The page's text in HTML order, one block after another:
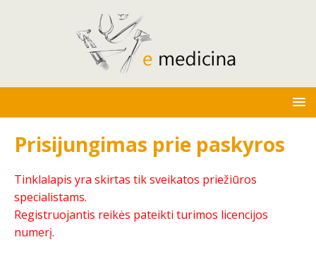
Prisijungimas prie paskyros
Tinklalapis yra skirtas tik sveikatos priežiūros
specialistams.
Registruojantis reikės pateikti turimos licencijos
numerį.